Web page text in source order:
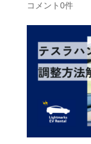
コメント0件